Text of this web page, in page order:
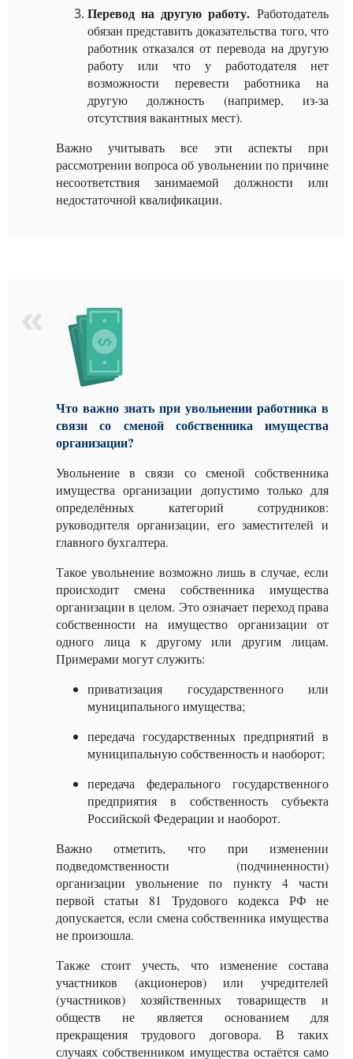
Перевод на другую работу. Работодатель
обязан представить доказательства того, что
работник отказался от перевода на другую
работу или что у работодателя нет
возможности перевести работника на
другую должность (например, из-за
отсутствия вакантных мест).
Важно учитывать все эти аспекты при
рассмотрении вопроса об увольнении по причине
несоответствия занимаемой должности или
недостаточной квалификации.
Что важно знать при увольнении работника в
связи со сменой собственника имущества
организации?
Увольнение в связи со сменой собственника
имущества организации допустимо только для
определённых категорий сотрудников:
руководителя организации, его заместителей и
главного бухгалтера.
Такое увольнение возможно лишь в случае, если
происходит смена собственника имущества
организации в целом. Это означает переход права
собственности на имущество организации от
одного лица к другому или другим лицам.
Примерами могут служить:
приватизация государственного или
муниципального имущества;
передача государственных предприятий в
муниципальную собственность и наоборот;
передача федерального государственного
предприятия в собственность субъекта
Российской Федерации и наоборот.
Важно отметить, что при изменении
подведомственности (подчиненности)
организации увольнение по пункту 4 части
первой статьи 81 Трудового кодекса РФ не
допускается, если смена собственника имущества
не произошла.
Также стоит учесть, что изменение состава
участников (акционеров) или учредителей
(участников) хозяйственных товариществ и
обществ не является основанием для
прекращения трудового договора. В таких
случаях собственником имущества остаётся само